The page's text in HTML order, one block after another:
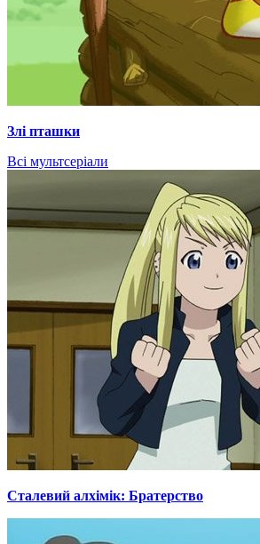
Злі пташки
Всі мультсеріали
Сталевий алхімік: Братерство